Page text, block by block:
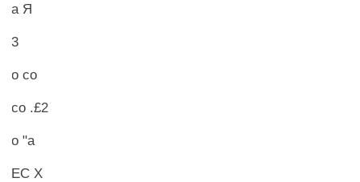
а Я
3
о со
со .£2
о "а
ЕС X